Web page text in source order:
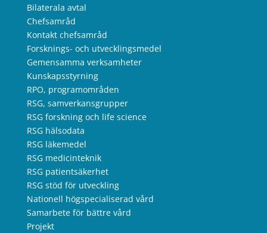
Bilaterala avtal
Chefsamråd
Kontakt chefsamråd
Forsknings- och utvecklingsmedel
Gemensamma verksamheter
Kunskapsstyrning
RPO, programområden
RSG, samverkansgrupper
RSG forskning och life science
RSG hälsodata
RSG läkemedel
RSG medicinteknik
RSG patientsäkerhet
RSG stöd för utveckling
Nationell högspecialiserad vård
Samarbete för bättre vård
Projekt